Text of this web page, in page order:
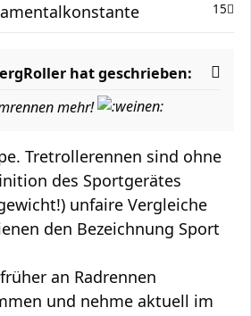
15
hat geschrieben:
mehr!
Tretrollerennen sind ohne
des Sportgerätes
unfaire Vergleiche
den Bezeichnung Sport
an Radrennen
und nehme aktuell im